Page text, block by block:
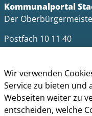
Kommunalportal
Der
Postfach 10 11 40
51311 Leverkusen
Telefon: +49 (0)214 406-
Telefax: +49 (0)214
Wir verwenden
Service zu bieten und
Webseiten weiter zu
entscheiden, welche